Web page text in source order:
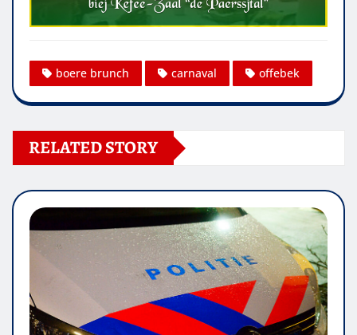
boere brunch carnaval offebek
RELATED STORY